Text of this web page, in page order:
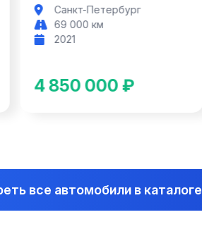
Санкт-Петербург
69 000 км
2021
4 850 000 ₽
все автомобили в каталоге